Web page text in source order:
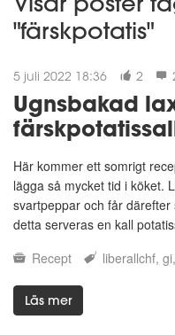
"färskpotatis"
5 juli 2022 18:36 2
Ugnsbakad
Här kommer ett somrigt
lägga så mycket tid i köket.
svartpeppar och får
detta serveras en kall
Recept
liberallchf gi
Läs mer